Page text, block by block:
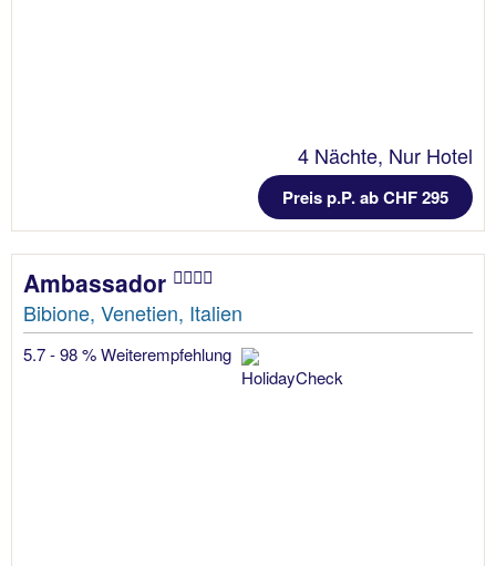
4 Nächte, Nur Hotel
Preis p.P. ab CHF 295
Ambassador
Bibione, Venetien, Italien
5.7 - 98 % Weiterempfehlung